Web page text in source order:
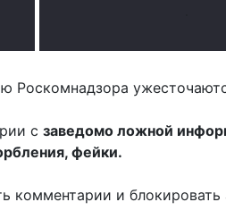
Роскомнадзора
с заведомо ложной
фейки.
комментарии и